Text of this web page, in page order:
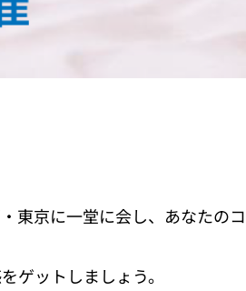
東京に一堂に会し、あなたの
ゲットしましょう。